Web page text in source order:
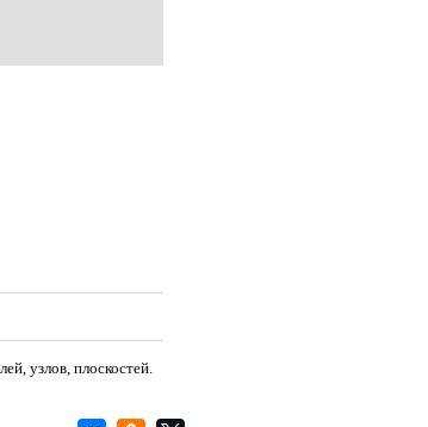
узлов, плоскостей.